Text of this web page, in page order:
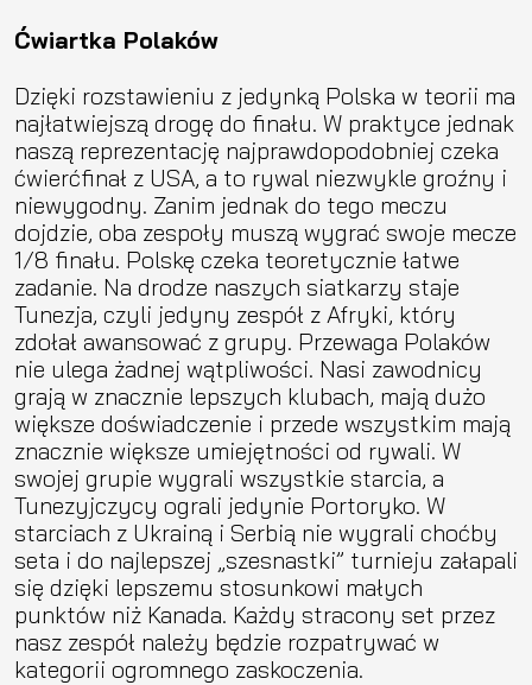
Ćwiartka Polaków
Dzięki rozstawieniu z jedynką Polska w teorii ma
najłatwiejszą drogę do finału. W praktyce jednak
naszą reprezentację najprawdopodobniej czeka
ćwierćfinał z USA, a to rywal niezwykle groźny i
niewygodny. Zanim jednak do tego meczu
dojdzie, oba zespoły muszą wygrać swoje mecze
1/8 finału. Polskę czeka teoretycznie łatwe
zadanie. Na drodze naszych siatkarzy staje
Tunezja, czyli jedyny zespół z Afryki, który
zdołał awansować z grupy. Przewaga Polaków
nie ulega żadnej wątpliwości. Nasi zawodnicy
grają w znacznie lepszych klubach, mają dużo
większe doświadczenie i przede wszystkim mają
znacznie większe umiejętności od rywali. W
swojej grupie wygrali wszystkie starcia, a
Tunezyjczycy ograli jedynie Portoryko. W
starciach z Ukrainą i Serbią nie wygrali choćby
seta i do najlepszej „szesnastki” turnieju załapali
się dzięki lepszemu stosunkowi małych
punktów niż Kanada. Każdy stracony set przez
nasz zespół należy będzie rozpatrywać w
kategorii ogromnego zaskoczenia.